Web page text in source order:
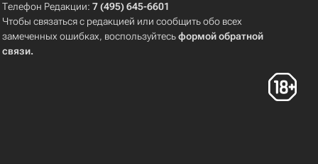
Телефон Редакции:7 (495) 645-6601
Чтобы связаться с редакцией или сообщить обо всех
замеченных ошибках, воспользуйтесьформой обратной
связи.